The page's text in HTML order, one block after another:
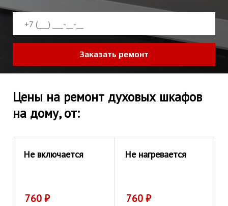
Заказать ремонт
Цены на ремонт духовых шкафов
на дому, от:
Не включается
760₽
Не нагревается
760₽